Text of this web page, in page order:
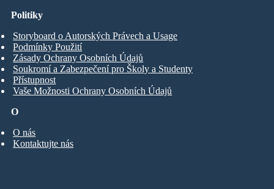
O
O nás
Kontaktujte nás
Politiky
Storyboard o Autorských Právech a Usage
Podmínky Použití
Zásady Ochrany Osobních Údajů
Soukromí a Zabezpečení pro Školy a Studenty
Přístupnost
Vaše Možnosti Ochrany Osobních Údajů